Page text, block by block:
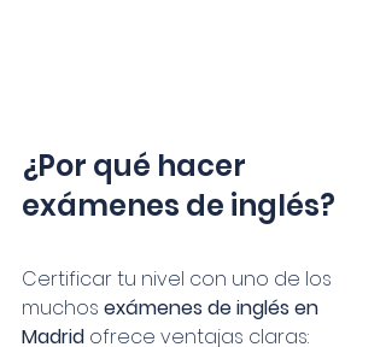
¿Por qué hacer
exámenes de inglés?
Certificar tu nivel con uno de los
muchos exámenes de inglés en
Madrid ofrece ventajas claras: